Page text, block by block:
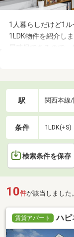
1人暮らしだけど1
1LDK物件を紹介し
屋確保できるので、
たLDKの物件を選
えるお部屋を見つけ
駅 関西本線/
条件 1LDK(+S)
検索条件を保存
10件が該当しました。
賃貸アパート ハピ